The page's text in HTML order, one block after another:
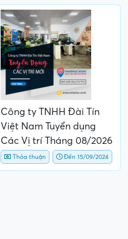
Công ty TNHH Đài Tín
Việt Nam Tuyển dụng
Các Vị trí Tháng 08/2026
Thỏa thuận Đến 15/09/2024